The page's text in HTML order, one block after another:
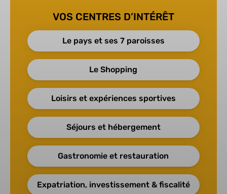
VOS CENTRES D’INTÉRÊT
Le pays et ses 7 paroisses
Le Shopping
Loisirs et expériences sportives
Séjours et hébergement
Gastronomie et restauration
Expatriation, investissement & fiscalité